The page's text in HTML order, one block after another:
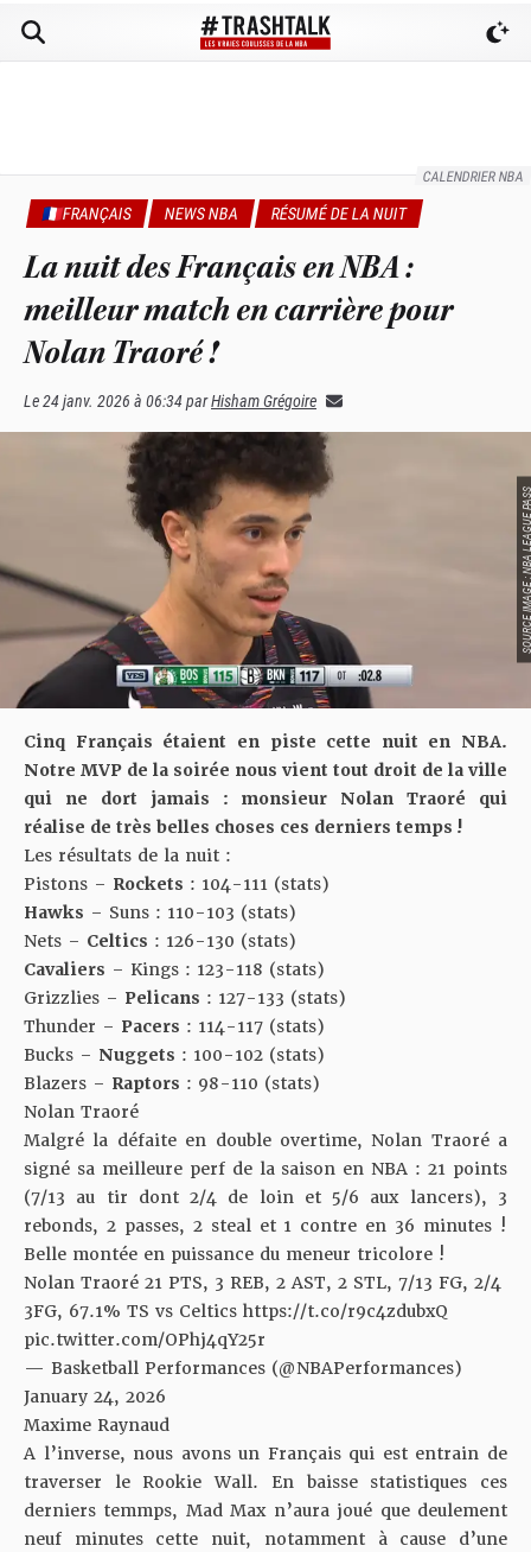
CALENDRIER NBA
🇫🇷FRANÇAIS NEWS NBA RÉSUMÉ DE LA NUIT
La nuit des Français en NBA :
meilleur match en carrière pour
Nolan Traoré !
Le24 janv. 2026 à 06:34parHisham Grégoire
SOURCE
Cinq Français étaient en piste cette nuit en NBA.
Notre MVP de la soirée nous vient tout droit de la ville
qui ne dort jamais : monsieur Nolan Traoré qui
réalise de très belles choses ces derniers temps !
Les résultats de la nuit :
Pistons – Rockets : 104-111 (stats)
Hawks – Suns : 110-103 (stats)
Nets – Celtics : 126-130 (stats)
Cavaliers – Kings : 123-118 (stats)
Grizzlies – Pelicans : 127-133 (stats)
Thunder – Pacers : 114-117 (stats)
Bucks – Nuggets : 100-102 (stats)
Blazers – Raptors : 98-110 (stats)
Nolan Traoré
Malgré la défaite en double overtime, Nolan Traoré a
signé sa meilleure perf de la saison en NBA : 21 points
(7/13 au tir dont 2/4 de loin et 5/6 aux lancers), 3
rebonds, 2 passes, 2 steal et 1 contre en 36 minutes !
Belle montée en puissance du meneur tricolore !
Nolan Traoré 21 PTS, 3 REB, 2 AST, 2 STL, 7/13 FG, 2/4
3FG, 67.1% TS vs Celtics https://t.co/r9c4zdubxQ
pic.twitter.com/OPhj4qY25r
— Basketball Performances (@NBAPerformances)
January 24, 2026
Maxime Raynaud
A l’inverse, nous avons un Français qui est entrain de
traverser le Rookie Wall. En baisse statistiques ces
derniers temmps, Mad Max n’aura joué que deulement
neuf minutes cette nuit, notamment à cause d’une